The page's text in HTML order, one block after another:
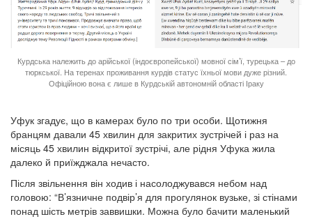
Курдська належить до арійської (індоєвропейської) мовної сім’ї, турецька – до
тюркської. На теренах проживання курдів статус їхньої мови дуже різний.
Офіційною вона є лише в Курдській автономній області Іраку
Уфук згадує, що в камерах було по три особи. Щотижня
бранцям давали 45 хвилин для закритих зустрічей і раз на
місяць 45 хвилин відкритої зустрічі, але рідня Уфука жила
далеко й приїжджала нечасто.
Після звільнення він ходив і насолоджувався небом над
головою: “В’язничне подвір’я для прогулянок вузьке, зі стінами
понад шість метрів заввишки. Можна було бачити маленький